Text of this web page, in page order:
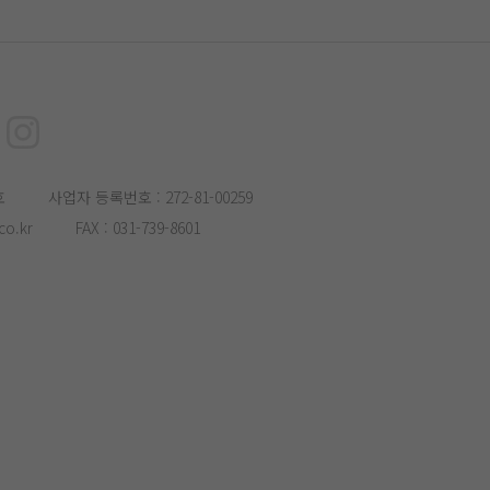
사업자 등록번호 : 272-81-00259
FAX : 031-739-8601